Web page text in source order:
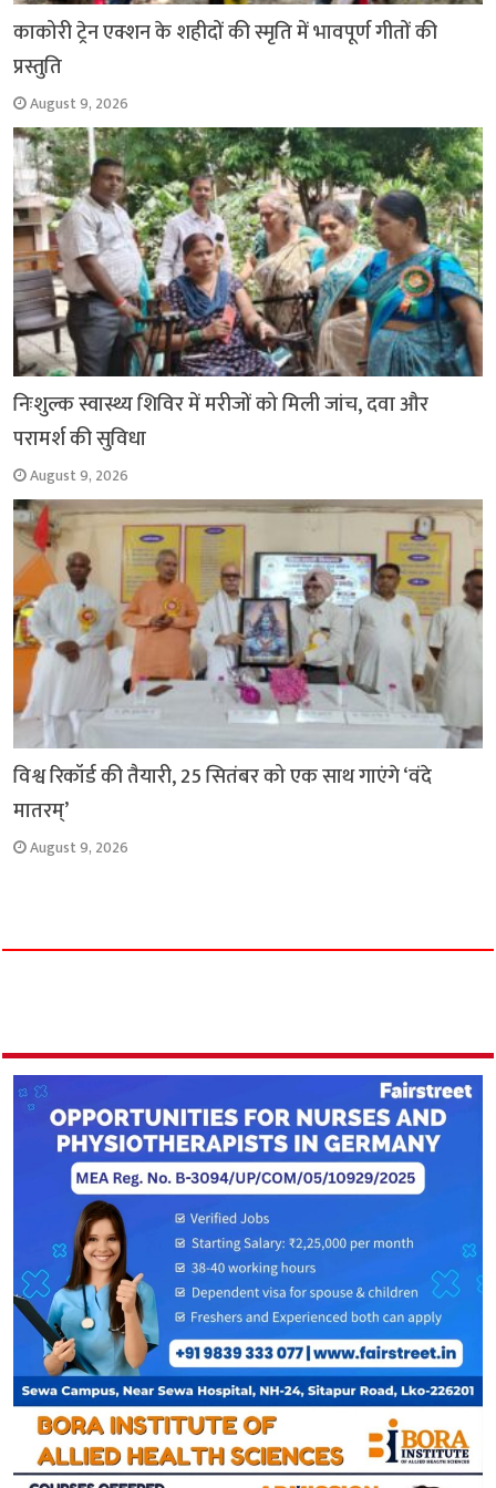
काकोरी ट्रेन एक्शन के शहीदों की स्मृति में भावपूर्ण गीतों की
प्रस्तुति
August 9, 2026
निःशुल्क स्वास्थ्य शिविर में मरीजों को मिली जांच, दवा और
परामर्श की सुविधा
August 9, 2026
विश्व रिकॉर्ड की तैयारी, 25 सितंबर को एक साथ गाएंगे ‘वंदे
मातरम्’
August 9, 2026